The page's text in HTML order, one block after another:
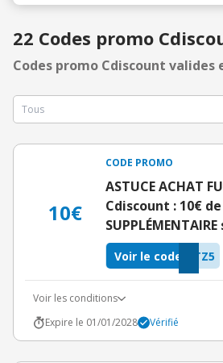
22 Codes promo
Codes promo Cdiscount valides
10€
CODE PROMO
ASTUCE ACHAT
Cdiscount : 10€
TZ5
Voir le code
Voir les conditions
Expire le 01/01/2028
Vérifié